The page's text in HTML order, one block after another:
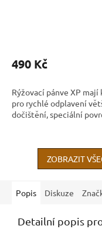
490 Kč
Rýžovací pánve XP
pro rychlé odplavení
dočištění, speciální
ZOBRAZIT
Popis Diskuze
Detailní popis